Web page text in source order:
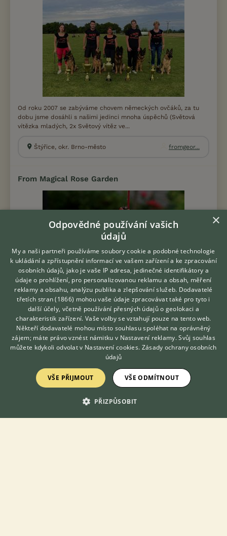
Od roku 2007 se zabýváme chovem německých ovčáků, za tu
dobu jsme dosáhli s našimi jedinci mnoha úspěchů (Světová
vítězka mladých, 2x Světový vítěz ve...
Štýřice, okr. Brno-město fromgeor...
From Magical Rose Garden
Jsme rodinná chovatelská stanice . Od roku 2015 chováme
Biewer yorkshire terriery. Proč biewer? Když jsem poprvé viděla
fotku biewera, nevěřila jse...
Žíka, okr. Pardubice MarieFil...
From Meditation Garden
Hledáte zvířecího kamaráda?
Zdarma vám poradí
VETERINÁŘ ONLINE
KONZULTOVAT S
VETERINÁŘEM
×
Odpovědné používání vašich
údajů
My a naši partneři používáme soubory cookie a podobné technologie
k ukládání a zpřístupnění informací ve vašem zařízení a ke zpracování
osobních údajů, jako je vaše IP adresa, jedinečné identifikátory a
údaje o prohlížení, pro personalizovanou reklamu a obsah, měření
reklamy a obsahu, analýzu publika a zlepšování služeb. Dodavatelé
třetích stran (1866) mohou vaše údaje zpracovávat také pro tyto i
další účely, včetně používání přesných údajů o geolokaci a
charakteristik zařízení. Vaše volby se vztahují pouze na tento web.
Někteří dodavatelé mohou místo souhlasu spoléhat na oprávněný
zájem; máte právo vznést námitku v Nastavení reklamy. Svůj souhlas
můžete kdykoli odvolat v Nastavení cookies. Zásady ochrany osobních
údajů
VŠE PŘIJMOUT VŠE ODMÍTNOUT
PŘIZPŮSOBIT